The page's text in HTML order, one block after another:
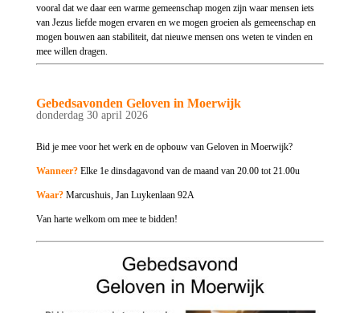
vooral dat we daar een warme gemeenschap mogen zijn waar mensen iets
van Jezus liefde mogen ervaren en we mogen groeien als gemeenschap en
mogen bouwen aan stabiliteit, dat nieuwe mensen ons weten te vinden en
mee willen dragen.
Gebedsavonden Geloven in Moerwijk
donderdag 30 april 2026
Bid je mee voor het werk en de opbouw van Geloven in Moerwijk?
Wanneer?Elke 1e dinsdagavond van de maand van 20.00 tot 21.00u
Waar?Marcushuis, Jan Luykenlaan 92A
Van harte welkom om mee te bidden!